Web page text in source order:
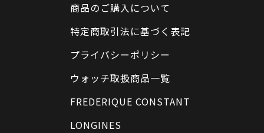
商品のご購入について
特定商取引法に基づく表記
プライバシーポリシー
ウォッチ取扱商品一覧
FREDERIQUE CONSTANT
LONGINES